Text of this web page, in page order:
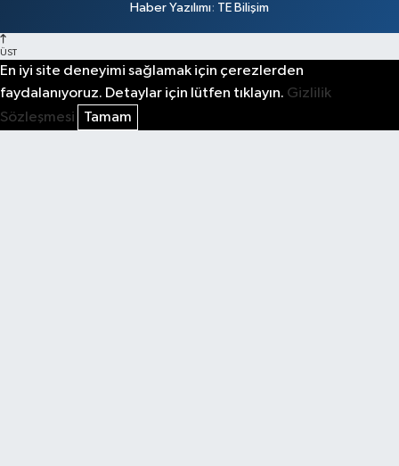
Haber Yazılımı: TE Bilişim
ÜST
En iyi site deneyimi sağlamak için çerezlerden
faydalanıyoruz. Detaylar için lütfen tıklayın. Gizlilik
Sözleşmesi
Tamam